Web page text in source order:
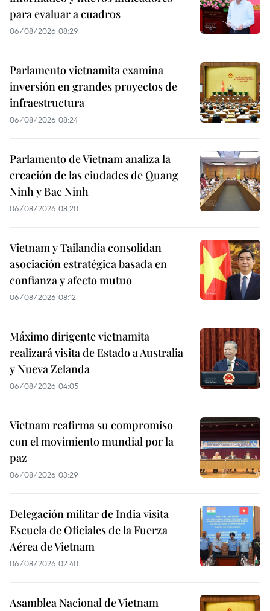
para evaluar a cuadros
06/08/2026 08:29
Parlamento vietnamita examina
inversión en grandes proyectos de
infraestructura
06/08/2026 08:24
Parlamento de Vietnam analiza la
creación de las ciudades de Quang
Ninh y Bac Ninh
06/08/2026 08:20
Vietnam y Tailandia consolidan
asociación estratégica basada en
confianza y afecto mutuo
06/08/2026 08:12
Máximo dirigente vietnamita
realizará visita de Estado a Australia
y Nueva Zelanda
06/08/2026 04:05
Vietnam reafirma su compromiso
con el movimiento mundial por la
paz
06/08/2026 03:29
Delegación militar de India visita
Escuela de Oficiales de la Fuerza
Aérea de Vietnam
06/08/2026 02:40
Asamblea Nacional de Vietnam